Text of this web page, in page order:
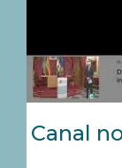
Canal